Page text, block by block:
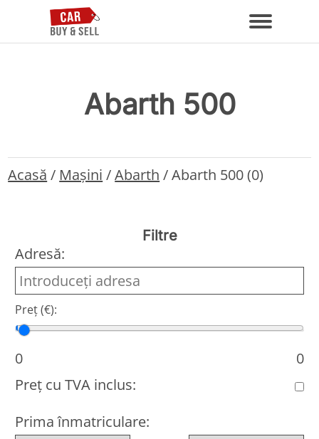
Abarth 500
Acasă / Mașini /Abarth /Abarth 500 (0)
Filtre
Adresă:
Preț (€):
Preț minim
Preț maxim
0
0
Preț cu TVA inclus:
Prima înmatriculare: